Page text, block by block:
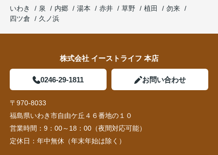
いわき
泉 内郷 湯本 赤井 草野 植田
勿来
四ツ倉
久ノ浜
株式会社 イーストライフ 本店
0246-29-1811 お問い合わせ
〒970-8033
福島県いわき市自由ケ丘４６番地の１０
営業時間： 9：00～18：00（夜間対応可能）
定休日： 年中無休（年末年始は除く）